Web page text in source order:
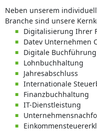
Neben unserem
Branche sind unsere
Digitalisierung Ihrer
Datev Unternehmen
Digitale Buchführung
Lohnbuchhaltung
Jahresabschluss
Internationale
Finanzbuchhaltung
IT-Dienstleistung